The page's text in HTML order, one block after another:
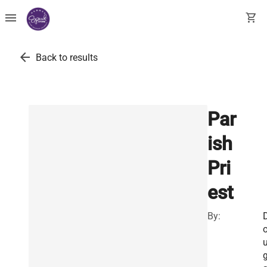
menu shopping_cart
arrow_back Back to results
Par
ish
Pri
est
By: